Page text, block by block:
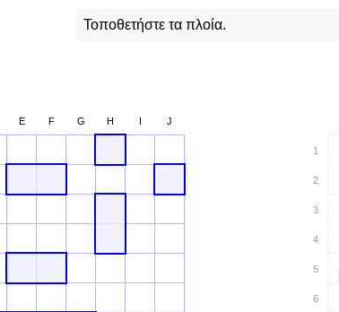
Τοποθετήστε τα πλοία.
E F G H I J
1
2
3
4
5
6